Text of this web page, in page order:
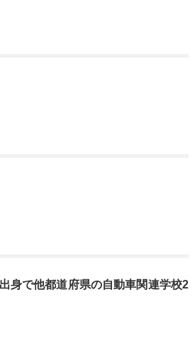
身で他都道府県の自動車関連学校2